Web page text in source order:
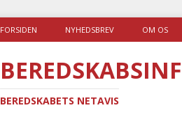
FORSIDEN NYHEDSBREV OM OS
BEREDSKABETS NETAVIS